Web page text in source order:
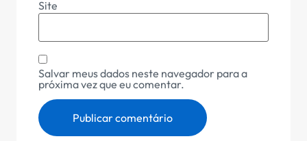
Site
Salvar meus dados neste navegador para a
próxima vez que eu comentar.